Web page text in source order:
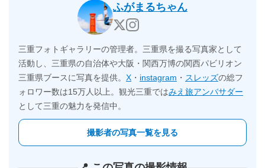
ふがまるちゃん
三重フォトギャラリーの管理者。三重県を撮る写真家として
活動し、三重県の自治体や大阪・関西万博の関西パビリオン
三重県ブースに写真を提供。 X ・ instagram ・ スレッズの総フ
ォロワー数は15万人以上。観光三重ではみえ旅アンバサダー
として三重の魅力を発信中。
撮影者の写真一覧を見る